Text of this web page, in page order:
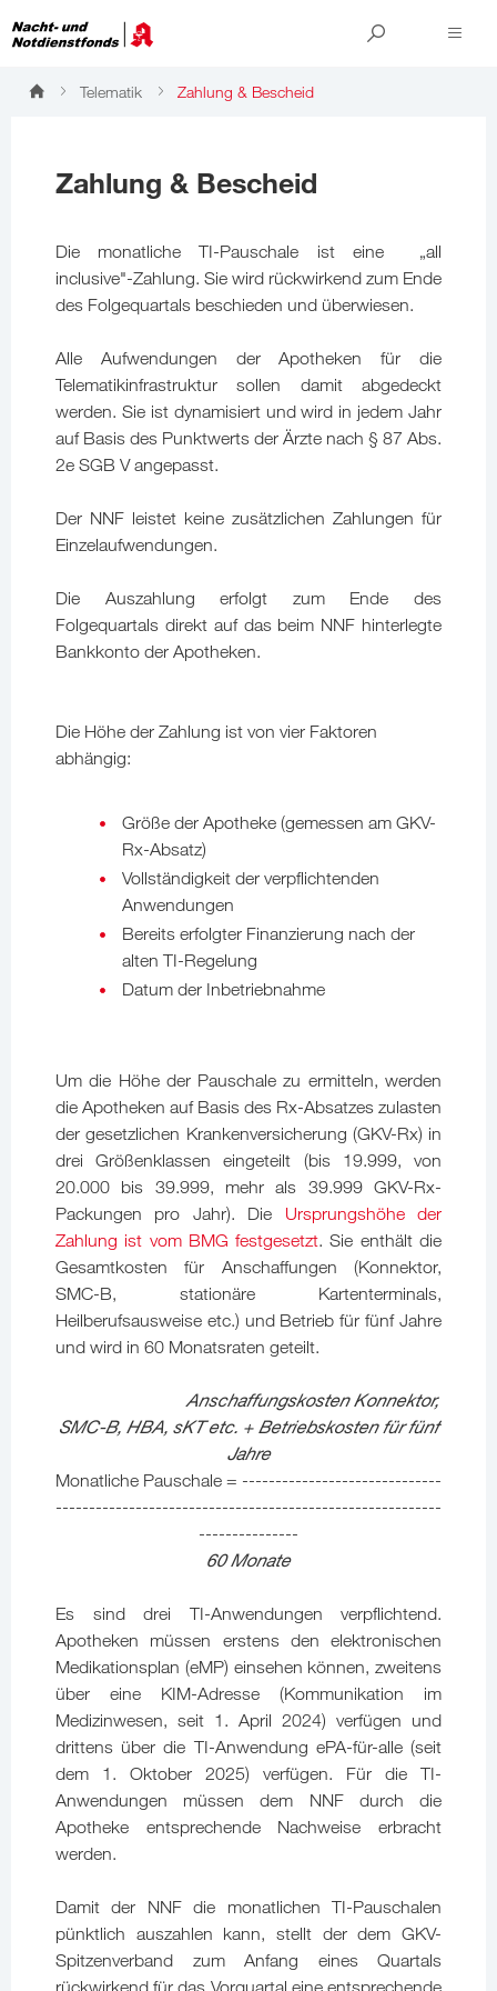
Telematik Zahlung & Bescheid
Zahlung & Bescheid
Die monatliche TI-Pauschale ist eine „all
inclusive"-Zahlung. Sie wird rückwirkend zum Ende
des Folgequartals beschieden und überwiesen.
Alle Aufwendungen der Apotheken für die
Telematikinfrastruktur sollen damit abgedeckt
werden. Sie ist dynamisiert und wird in jedem Jahr
auf Basis des Punktwerts der Ärzte nach § 87 Abs.
2e SGB V angepasst.
Der NNF leistet keine zusätzlichen Zahlungen für
Einzelaufwendungen.
Die Auszahlung erfolgt zum Ende des
Folgequartals direkt auf das beim NNF hinterlegte
Bankkonto der Apotheken.
Die Höhe der Zahlung ist von vier Faktoren
abhängig:
Größe der Apotheke (gemessen am GKV-
Rx-Absatz)
Vollständigkeit der verpflichtenden
Anwendungen
Bereits erfolgter Finanzierung nach der
alten TI-Regelung
Datum der Inbetriebnahme
Um die Höhe der Pauschale zu ermitteln, werden
die Apotheken auf Basis des Rx-Absatzes zulasten
der gesetzlichen Krankenversicherung (GKV-Rx) in
drei Größenklassen eingeteilt (bis 19.999, von
20.000 bis 39.999, mehr als 39.999 GKV-Rx-
Packungen pro Jahr). Die Ursprungshöhe der
Zahlung ist vom BMG festgesetzt. Sie enthält die
Gesamtkosten für Anschaffungen (Konnektor,
SMC-B, stationäre Kartenterminals,
Heilberufsausweise etc.) und Betrieb für fünf Jahre
und wird in 60 Monatsraten geteilt.
Anschaffungskosten Konnektor,
SMC-B, HBA, sKT etc. + Betriebskosten für fünf
Jahre
Monatliche Pauschale = ------------------------------
----------------------------------------------------------
---------------
60 Monate
Es sind drei TI-Anwendungen verpflichtend.
Apotheken müssen erstens den elektronischen
Medikationsplan (eMP) einsehen können, zweitens
über eine KIM-Adresse (Kommunikation im
Medizinwesen, seit 1. April 2024) verfügen und
drittens über die TI-Anwendung ePA-für-alle (seit
dem 1. Oktober 2025) verfügen. Für die TI-
Anwendungen müssen dem NNF durch die
Apotheke entsprechende Nachweise erbracht
werden.
Damit der NNF die monatlichen TI-Pauschalen
pünktlich auszahlen kann, stellt der dem GKV-
Spitzenverband zum Anfang eines Quartals
rückwirkend für das Vorquartal eine entsprechende